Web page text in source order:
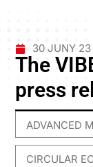
30 JUNY 23
The
press
ADVANCED
CIRCULAR